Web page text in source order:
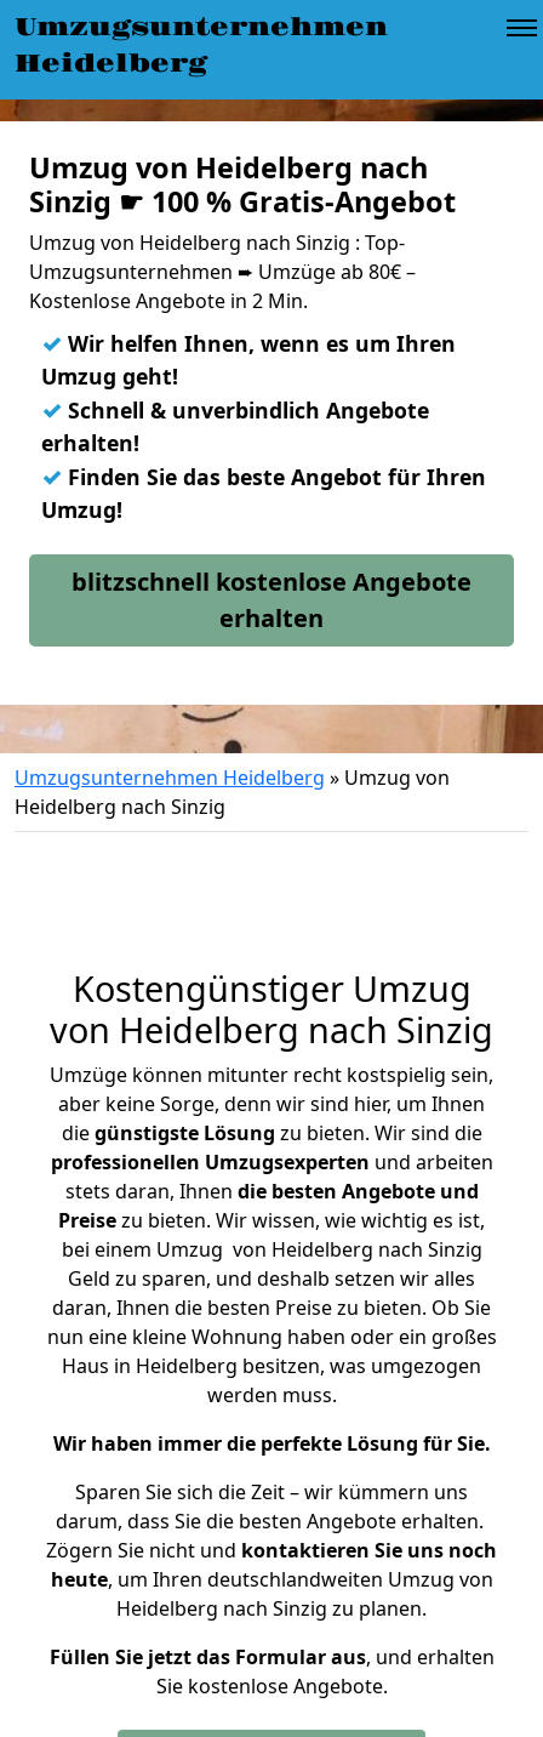
Umzugsunternehmen
Heidelberg
Umzug von Heidelberg nach
Sinzig ☛ 100 % Gratis-Angebot
Umzug von Heidelberg nach Sinzig : Top-
Umzugsunternehmen ➨ Umzüge ab 80€ –
Kostenlose Angebote in 2 Min.
✓ Wir helfen Ihnen, wenn es um Ihren
Umzug geht!
✓ Schnell & unverbindlich Angebote
erhalten!
✓ Finden Sie das beste Angebot für Ihren
Umzug!
blitzschnell kostenlose Angebote
erhalten
Umzugsunternehmen Heidelberg » Umzug von
Heidelberg nach Sinzig
Kostengünstiger Umzug
von Heidelberg nach Sinzig
Umzüge können mitunter recht kostspielig sein,
aber keine Sorge, denn wir sind hier, um Ihnen
diegünstigste Lösung zu bieten. Wir sind die
professionellen Umzugsexperten und arbeiten
stets daran, Ihnen die besten Angebote und
Preisezu bieten. Wir wissen, wie wichtig es ist,
bei einem Umzug von Heidelberg nach Sinzig
Geld zu sparen, und deshalb setzen wir alles
daran, Ihnen die besten Preise zu bieten. Ob Sie
nun eine kleine Wohnung haben oder ein großes
Haus in Heidelberg besitzen, was umgezogen
werden muss.
Wir haben immer die perfekte Lösung für Sie.
Sparen Sie sich die Zeit – wir kümmern uns
darum, dass Sie die besten Angebote erhalten.
Zögern Sie nicht und kontaktieren Sie uns noch
heute, um Ihren deutschlandweiten Umzug von
Heidelberg nach Sinzig zu planen.
Füllen Sie jetzt das Formular aus, und erhalten
Sie kostenlose Angebote.